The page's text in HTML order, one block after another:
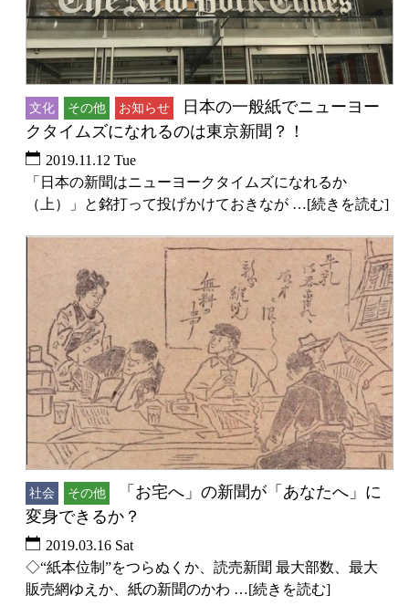
文化 その他 お知らせ
日本の一般紙でニューヨー
クタイムズになれるのは東京新聞？！
2019.11.12 Tue
「日本の新聞はニューヨークタイムズになれるか
（上）」と銘打って投げかけておきなが …[続きを読む]
社会 その他
「お宅へ」の新聞が「あなたへ」に
変身できるか？
2019.03.16 Sat
◇“紙本位制”をつらぬくか、読売新聞 最大部数、最大
販売網ゆえか、紙の新聞のかわ …[続きを読む]